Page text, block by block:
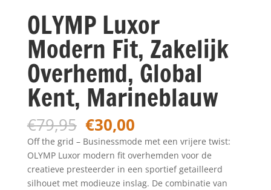
OLYMP Luxor
Modern Fit, Zakelijk
Overhemd, Global
Kent, Marineblauw
€79,95 Oorspronkelijke
prijs
was:
€79,95.
€30,00Huidige
prijs
is:
€30,00.
Off the grid – Businessmode met een vrijere twist:
OLYMP Luxor modern fit overhemden voor de
creatieve presteerder in een sportief getailleerd
silhouet met modieuze inslag. De combinatie van